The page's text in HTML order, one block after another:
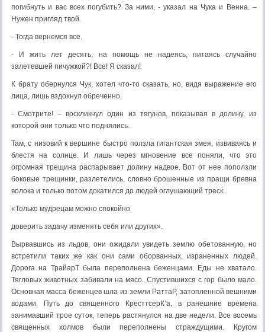
погибнуть и вас всех погубить? За ними, - указал на Чука и Венна. –
Нужен пригляд твой.
- Тогда вернемся все.
- И жить лет десять, на помощь не надеясь, питаясь случайно
залетевшей пичужкой?! Все! Я сказал!
К брату обернулся Чук, хотел что-то сказать, но, видя выражение его
лица, лишь вздохнул обреченно.
- Смотрите! – воскликнул один из тягунов, показывая в долину, из
которой они только что поднялись.
Там, с низовий к вершине быстро ползла гигантская змея, извиваясь и
блестя на солнце. И лишь через мгновение все поняли, что это
огромная трещина распарывает долину надвое. Вот от нее поползли
боковые трещинки, разлетелись, словно брошенные из пращи бревна
волока и только потом докатился до людей оглушающий треск.
«Только мудрецам можно спокойно
доверить задачу изменять себя или других».
Вырвавшись из льдов, они ожидали увидеть землю обетованную, но
встретили таких же как они сами оборванных, израненных людей.
Дорога на ТрайарТ была переполнена беженцами. Еды не хватало.
Тягловых животных забивали на мясо. Спустившихся с гор было мало.
Основная масса беженцев шла из земли РаттаР, затопленной вешними
водами. Путь до священного КресттсерК’а, в ранешние времена
занимавший трое суток, теперь растянулся на две недели. Все восемь
священных холмов были переполнены страждущими. Кругом